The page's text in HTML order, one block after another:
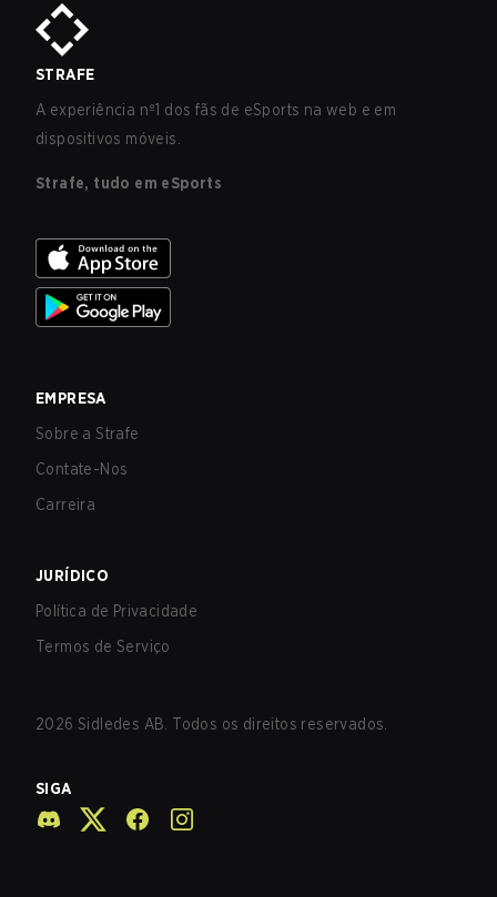
STRAFE
A experiência nº1 dos fãs de eSports na web e em
dispositivos móveis.
Strafe, tudo em eSports
EMPRESA
Sobre a Strafe
Contate-Nos
Carreira
JURÍDICO
Política de Privacidade
Termos de Serviço
2026 Sidledes AB. Todos os direitos reservados.
SIGA